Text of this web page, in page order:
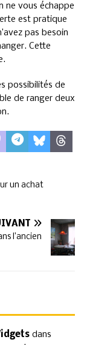
ne vous échappe
est pratique
pas besoin
Cette
possibilités de
de ranger deux
un achat
l’ancien
dans